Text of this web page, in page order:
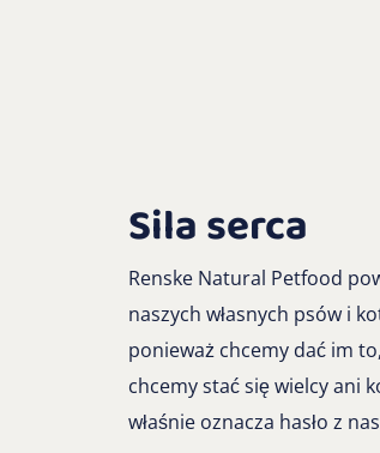
Sila serca
Renske Natural Petfood
naszych własnych psów i
ponieważ chcemy dać im
chcemy stać się wielcy ani
właśnie oznacza hasło z